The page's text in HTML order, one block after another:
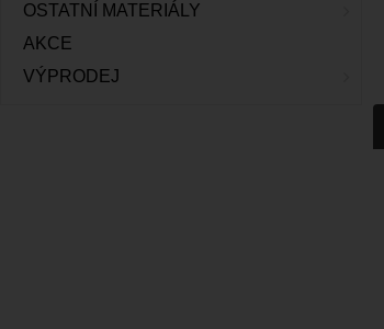
OSTATNÍ MATERIÁLY
AKCE
VÝPRODEJ